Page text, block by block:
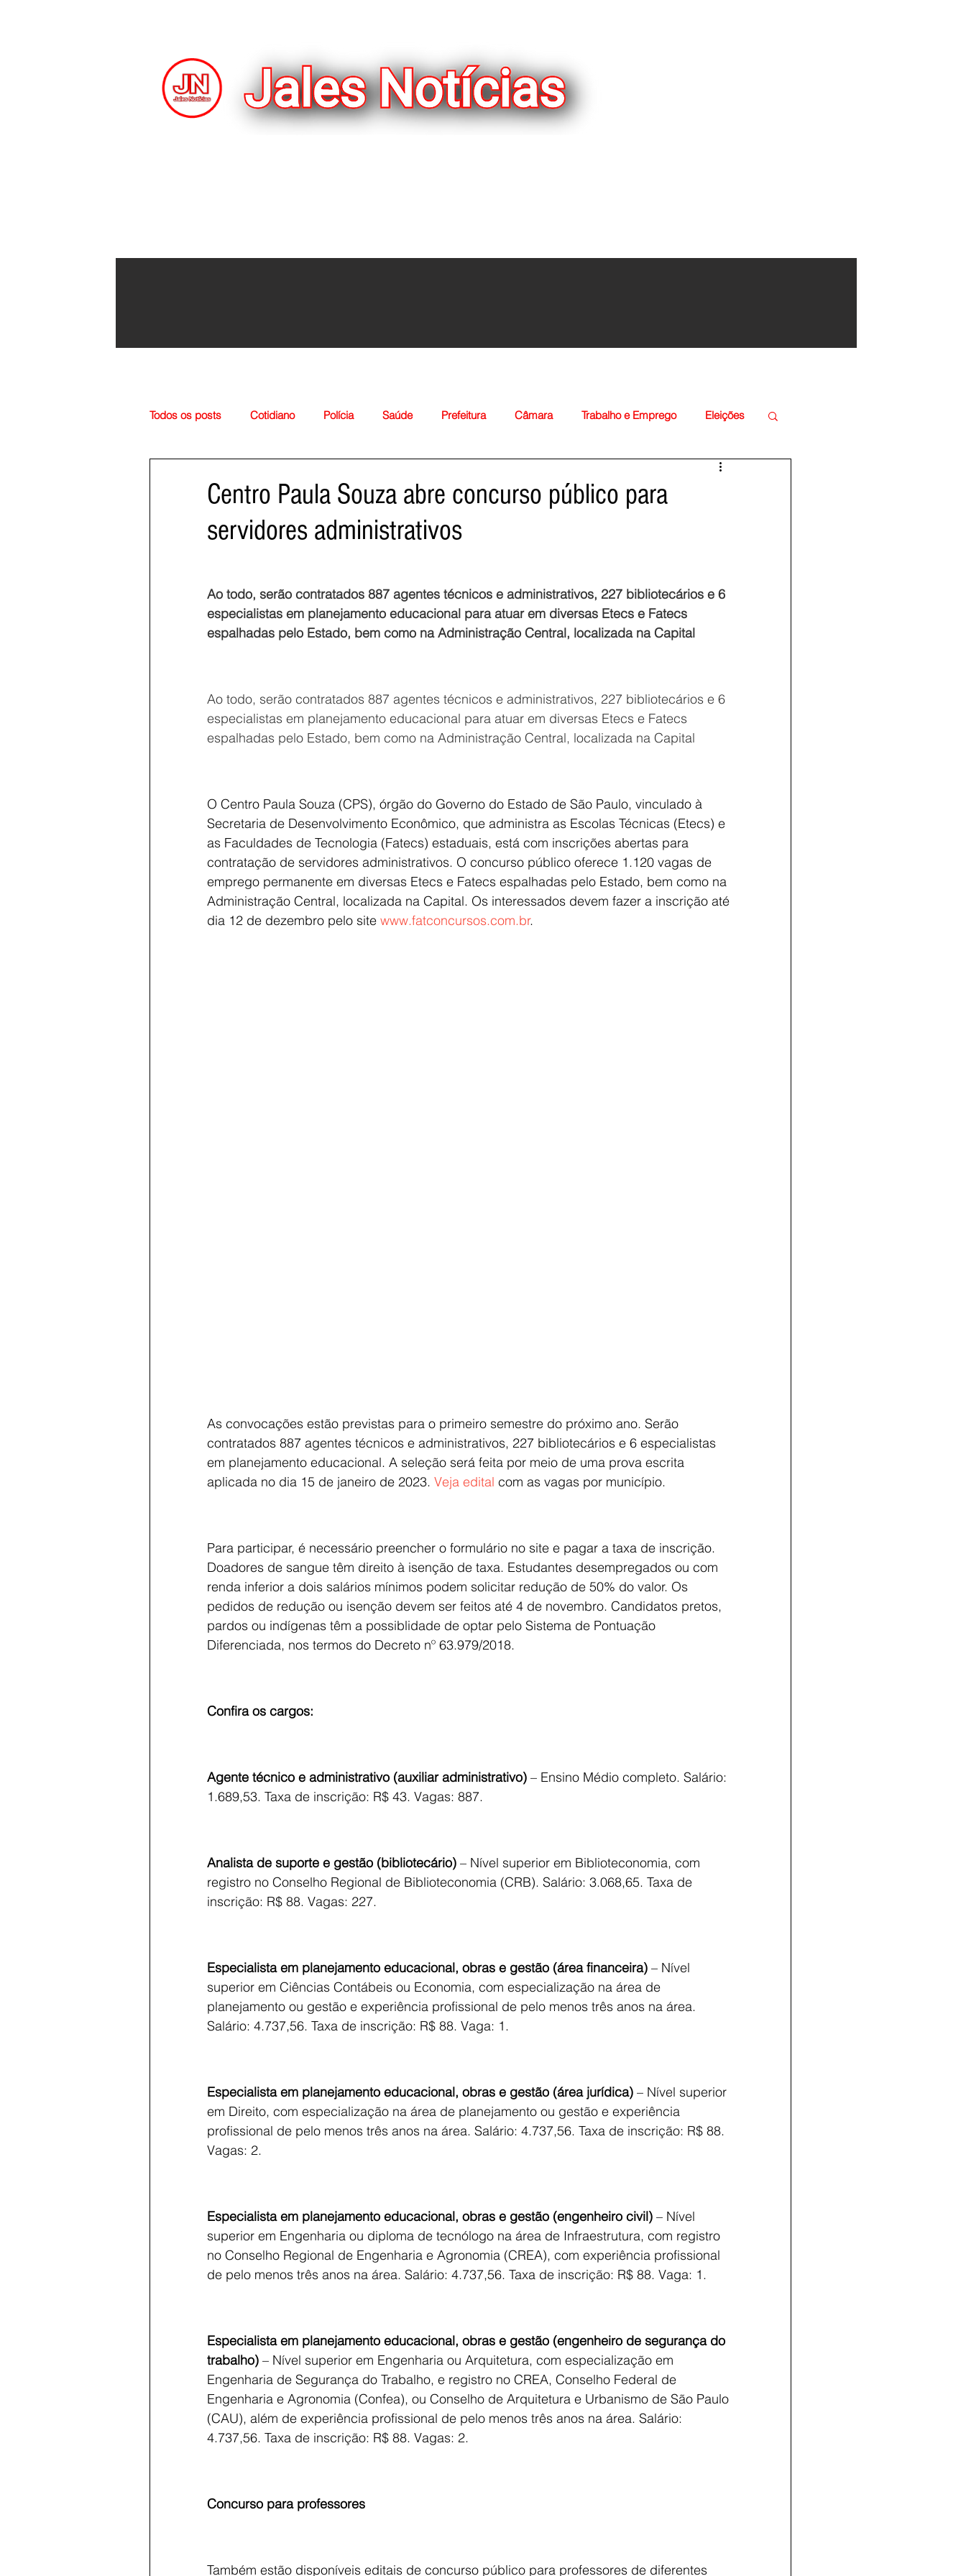
Voltar
Todos os posts Cotidiano Polícia Saúde Prefeitura Câmara Trabalho e Emprego Eleições
Centro Paula Souza abre concurso público para
servidores administrativos
Ao todo, serão contratados 887 agentes técnicos e administrativos, 227 bibliotecários e 6
especialistas em planejamento educacional para atuar em diversas Etecs e Fatecs
espalhadas pelo Estado, bem como na Administração Central, localizada na Capital
Ao todo, serão contratados 887 agentes técnicos e administrativos, 227 bibliotecários e 6
especialistas em planejamento educacional para atuar em diversas Etecs e Fatecs
espalhadas pelo Estado, bem como na Administração Central, localizada na Capital
O Centro Paula Souza (CPS), órgão do Governo do Estado de São Paulo, vinculado à
Secretaria de Desenvolvimento Econômico, que administra as Escolas Técnicas (Etecs) e
as Faculdades de Tecnologia (Fatecs) estaduais, está com inscrições abertas para
contratação de servidores administrativos. O concurso público oferece 1.120 vagas de
emprego permanente em diversas Etecs e Fatecs espalhadas pelo Estado, bem como na
Administração Central, localizada na Capital. Os interessados devem fazer a inscrição até
dia 12 de dezembro pelo site www.fatconcursos.com.br.
As convocações estão previstas para o primeiro semestre do próximo ano. Serão
contratados 887 agentes técnicos e administrativos, 227 bibliotecários e 6 especialistas
em planejamento educacional. A seleção será feita por meio de uma prova escrita
aplicada no dia 15 de janeiro de 2023. Veja edital com as vagas por município.
Para participar, é necessário preencher o formulário no site e pagar a taxa de inscrição.
Doadores de sangue têm direito à isenção de taxa. Estudantes desempregados ou com
renda inferior a dois salários mínimos podem solicitar redução de 50% do valor. Os
pedidos de redução ou isenção devem ser feitos até 4 de novembro. Candidatos pretos,
pardos ou indígenas têm a possiblidade de optar pelo Sistema de Pontuação
Diferenciada, nos termos do Decreto nº 63.979/2018.
Confira os cargos:
Agente técnico e administrativo (auxiliar administrativo) – Ensino Médio completo. Salário:
1.689,53. Taxa de inscrição: R$ 43. Vagas: 887.
Analista de suporte e gestão (bibliotecário) – Nível superior em Biblioteconomia, com
registro no Conselho Regional de Biblioteconomia (CRB). Salário: 3.068,65. Taxa de
inscrição: R$ 88. Vagas: 227.
Especialista em planejamento educacional, obras e gestão (área financeira) – Nível
superior em Ciências Contábeis ou Economia, com especialização na área de
planejamento ou gestão e experiência profissional de pelo menos três anos na área.
Salário: 4.737,56. Taxa de inscrição: R$ 88. Vaga: 1.
Especialista em planejamento educacional, obras e gestão (área jurídica) – Nível superior
em Direito, com especialização na área de planejamento ou gestão e experiência
profissional de pelo menos três anos na área. Salário: 4.737,56. Taxa de inscrição: R$ 88.
Vagas: 2.
Especialista em planejamento educacional, obras e gestão (engenheiro civil) – Nível
superior em Engenharia ou diploma de tecnólogo na área de Infraestrutura, com registro
no Conselho Regional de Engenharia e Agronomia (CREA), com experiência profissional
de pelo menos três anos na área. Salário: 4.737,56. Taxa de inscrição: R$ 88. Vaga: 1.
Especialista em planejamento educacional, obras e gestão (engenheiro de segurança do
trabalho) – Nível superior em Engenharia ou Arquitetura, com especialização em
Engenharia de Segurança do Trabalho, e registro no CREA, Conselho Federal de
Engenharia e Agronomia (Confea), ou Conselho de Arquitetura e Urbanismo de São Paulo
(CAU), além de experiência profissional de pelo menos três anos na área. Salário:
4.737,56. Taxa de inscrição: R$ 88. Vagas: 2.
Concurso para professores
Também estão disponíveis editais de concurso público para professores de diferentes